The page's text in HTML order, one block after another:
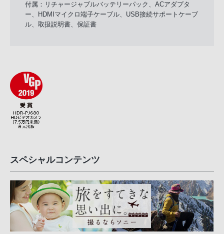
付属：リチャージャブルバッテリーパック、ACアダプタ
ー、HDMIマイクロ端子ケーブル、USB接続サポートケーブ
ル、取扱説明書、保証書
スペシャルコンテンツ